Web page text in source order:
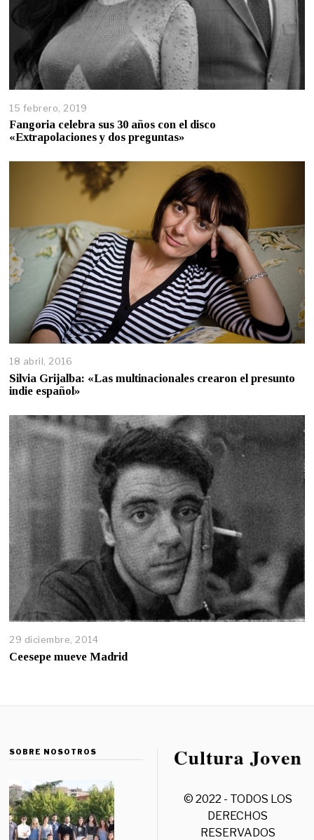
15 febrero, 2019
Fangoria celebra sus 30 años con el disco
«Extrapolaciones y dos preguntas»
18 abril, 2016
Silvia Grijalba: «Las multinacionales crearon el presunto
indie español»
29 diciembre, 2014
Ceesepe mueve Madrid
SOBRE NOSOTROS
© 2022 - TODOS LOS
DERECHOS
RESERVADOS